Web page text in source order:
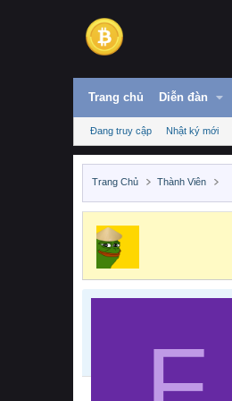
Trang chủ Diễn đàn
Đang truy cập Nhật ký mới
Trang Chủ Thành Viên